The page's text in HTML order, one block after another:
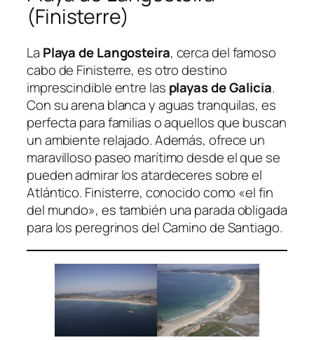
(Finisterre)
La Playa de Langosteira, cerca del famoso
cabo de Finisterre, es otro destino
imprescindible entre las playas de Galicia.
Con su arena blanca y aguas tranquilas, es
perfecta para familias o aquellos que buscan
un ambiente relajado. Además, ofrece un
maravilloso paseo marítimo desde el que se
pueden admirar los atardeceres sobre el
Atlántico. Finisterre, conocido como «el fin
del mundo», es también una parada obligada
para los peregrinos del Camino de Santiago.